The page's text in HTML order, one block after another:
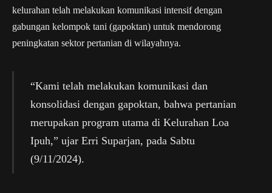
kelurahan telah melakukan komunikasi intensif dengan
gabungan kelompok tani (gapoktan) untuk mendorong
peningkatan sektor pertanian di wilayahnya.
“Kami telah melakukan komunikasi dan
konsolidasi dengan gapoktan, bahwa pertanian
merupakan program utama di Kelurahan Loa
Ipuh,” ujar Erri Suparjan, pada Sabtu
(9/11/2024).